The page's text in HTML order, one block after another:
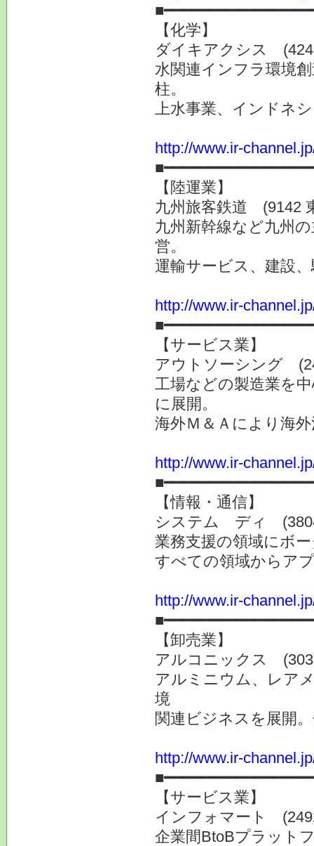
【化学】
ダイキアクシス
水関連インフラ環境
柱。
上水事業、インドネ
http://www.ir-
【陸運業】
九州旅客鉄道 (9142
九州新幹線など九州
営。
運輸サービス、建設
http://www.ir-
【サービス業】
アウトソーシング
工場などの製造業を
に展開。
海外Ｍ＆Ａにより海
http://www.ir-
【情報・通信】
システム ディ
業務支援の領域にボ
すべての領域からア
http://www.ir-
【卸売業】
アルコニックス
アルミニウム、レア
境
関連ビジネスを展開
http://www.ir-
【サービス業】
インフォマート
企業間BtoBプラット